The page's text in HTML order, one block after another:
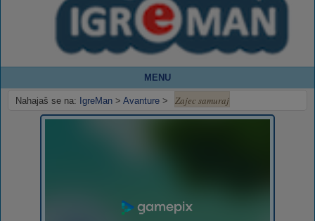
MENU
Nahajaš se na: IgreMan > Avanture > Zajec samuraj